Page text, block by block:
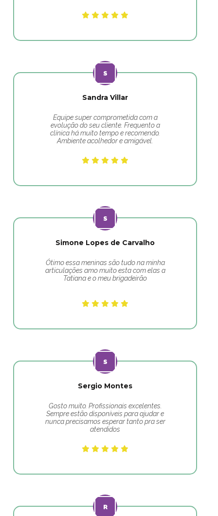
Sandra Villar
Equipe super comprometida com a
evolução do seu cliente. Frequento a
clínica há muito tempo e recomendo.
Ambiente acolhedor e amigável.
Simone Lopes de Carvalho
Ótimo essa meninas são tudo na minha
articulações amo muito esta com elas a
Tatiana e o meu brigadeirão
Sergio Montes
Gosto muito. Profissionais excelentes.
Sempre estão disponíveis para ajudar e
nunca precisamos esperar tanto pra ser
atendidos